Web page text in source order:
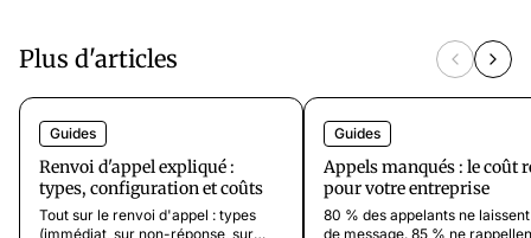
Plus d'articles
Guides
Renvoi d'appel expliqué :
types, configuration et coûts
Tout sur le renvoi d'appel : types
(immédiat, sur non-réponse, sur
Guides
Appels manqués : le coût
pour votre entreprise
80 % des appelants ne
de message. 85 % ne